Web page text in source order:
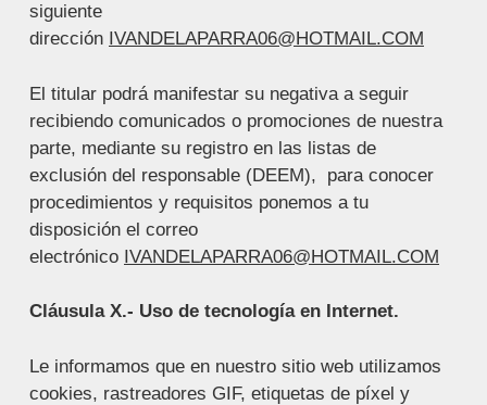
siguiente
dirección IVANDELAPARRA06@HOTMAIL.COM
El titular podrá manifestar su negativa a seguir
recibiendo comunicados o promociones de nuestra
parte, mediante su registro en las listas de
exclusión del responsable (DEEM), para conocer
procedimientos y requisitos ponemos a tu
disposición el correo
electrónico IVANDELAPARRA06@HOTMAIL.COM
Cláusula X.- Uso de tecnología en Internet.
Le informamos que en nuestro sitio web utilizamos
cookies, rastreadores GIF, etiquetas de píxel y